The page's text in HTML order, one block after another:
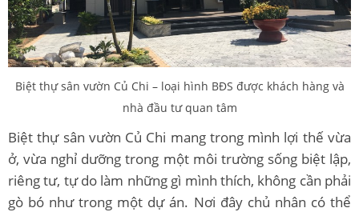
Biệt thự sân vườn Củ Chi – loại hình BĐS được khách hàng và
nhà đầu tư quan tâm
Biệt thự sân vườn Củ Chi mang trong mình lợi thế vừa
ở, vừa nghỉ dưỡng trong một môi trường sống biệt lập,
riêng tư, tự do làm những gì mình thích, không cần phải
gò bó như trong một dự án. Nơi đây chủ nhân có thể